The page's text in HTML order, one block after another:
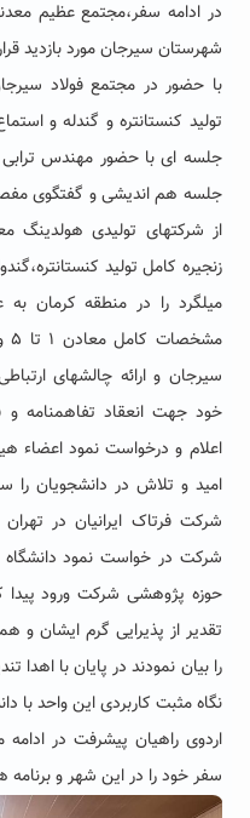
در ادامه سفر،مجتمع عظیم
شهرستان سیرجان مورد بازدید
با حضور در مجتمع فولاد
تولید کنستانتره و گندله و
جلسه ای با حضور مهندس ترابی
جلسه هم اندیشی و گفتگوى
از شرکتهای تولیدی هولدینگ
زنجیره کامل تولید
میلگرد را در منطقه کرمان
سیرجان و ارائه چالشهای
خود جهت انعقاد تفاهمنامه و
اعلام و درخواست نمود اعضاء
امید و تلاش در دانشجویان را
شرکت فرتاک ایرانیان در
شرکت در خواست نمود دانشگاه
حوزه پژوهشی شرکت ورود
تقدیر از پذیرایی گرم ایشان
را بیان نمودند در پایان با اهدا
نگاه مثبت کاربردى این واحد با
اردوى راهیان پیشرفت در
سفر خود را در این شهر و